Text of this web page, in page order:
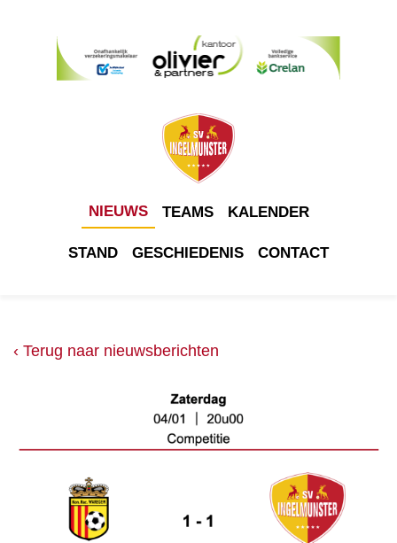
NIEUWS TEAMS KALENDER
STAND GESCHIEDENIS CONTACT
‹ Terug naar nieuwsberichten